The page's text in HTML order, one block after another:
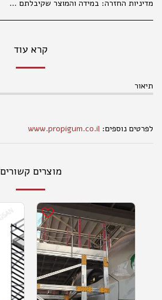
מדיניות החזרה: במידה והמוצר שקיבלתם אינו עונה על ציפיותיכם, פנו למחלקת קשרי לקוחות מרגע קבלת המשלוח (עד שני ימי עבודה), בכדי שנוכל לטפל בפנייתכם בהתאם לנהלים. 035177847 החלפת מוצרים אפשרית בפנייה טלפונית או בסניפי הרשת, באריזה המקורית בלבד ובשלמותם. במידה ויתגלו שינויים במחירי המוצרים, המחיר הקובע הוא המחיר המופיע בחנויות ובמרכז ההזמנות. המחיר הקטלוגי הנו למכירה בחנויות . במכירה מרחוק, יתווסף מחיר שילוח, כמפורט באתר האינטרנט. אין החזרות של נעליים . החלפת והחזרת מוצרים , , אפשרית באריזתם המקורית בלבד ובשלמותם תוך 14 ימים מיום הקניה. ברחוב מגן אברהם 3 תל אביב.
קרא עוד
תיאור
לפרטים נוספים: www.propigum.co.il
מוצרים קשורים